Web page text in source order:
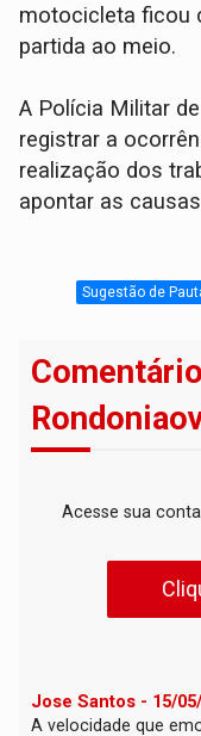
motocicleta ficou
partida ao meio.
​A Polícia Militar
registrar a
realização dos
apontar as
Sugestão de
Acesse sua
Jose Santos - 15/
A velocidade que